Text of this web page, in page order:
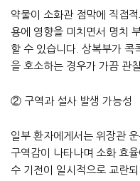
약물이 소화관 점막에 직접
용에 영향을 미치면서 명치
할 수 있습니다. 상복부가 콕
을 호소하는 경우가 가끔 관
② 구역과 설사 발생 가능성
일부 환자에게서는 위장관
구역감이 나타나며 소화 효
수 기전이 일시적으로 교란